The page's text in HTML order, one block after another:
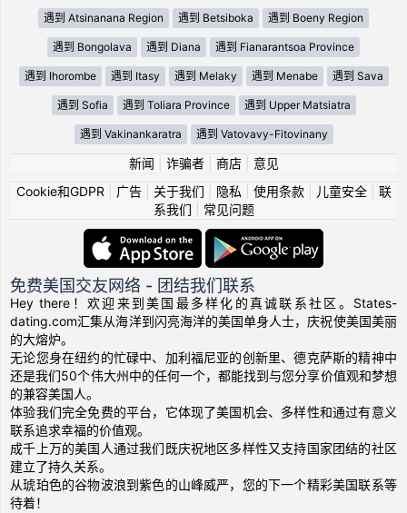
遇到 Atsinanana Region 遇到 Betsiboka 遇到 Boeny Region
遇到 Bongolava 遇到 Diana 遇到 Fianarantsoa Province
遇到 Ihorombe 遇到 Itasy 遇到 Melaky 遇到 Menabe 遇到 Sava
遇到 Sofia 遇到 Toliara Province 遇到 Upper Matsiatra
遇到 Vakinankaratra 遇到 Vatovavy-Fitovinany
新闻 诈骗者| 商店| 意见
Cookie和GDPR
广告| 关于我们 隐私 使用条款| 儿童安全| 联
系我们
常见问题
免费美国交友网络 - 团结我们联系
Hey there！欢迎来到美国最多样化的真诚联系社区。States-
dating.com汇集从海洋到闪亮海洋的美国单身人士，庆祝使美国美丽
的大熔炉。
无论您身在纽约的忙碌中、加利福尼亚的创新里、德克萨斯的精神中
还是我们50个伟大州中的任何一个，都能找到与您分享价值观和梦想
的兼容美国人。
体验我们完全免费的平台，它体现了美国机会、多样性和通过有意义
联系追求幸福的价值观。
成千上万的美国人通过我们既庆祝地区多样性又支持国家团结的社区
建立了持久关系。
从琥珀色的谷物波浪到紫色的山峰威严，您的下一个精彩美国联系等
待着！